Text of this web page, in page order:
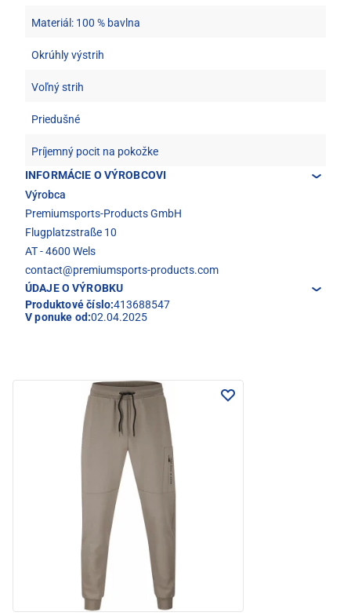
Materiál: 100 % bavlna
Okrúhly výstrih
Voľný strih
Priedušné
Príjemný pocit na pokožke
INFORMÁCIE O VÝROBCOVI
Výrobca
Premiumsports-Products GmbH
Flugplatzstraße 10
AT - 4600 Wels
contact@premiumsports-products.com
ÚDAJE O VÝROBKU
Produktové číslo:413688547
V ponuke od:02.04.2025